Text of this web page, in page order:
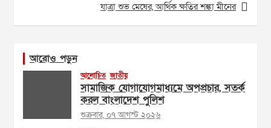
যাত্রা শুভ মেষের, আর্থিক ক্ষতির শঙ্কা মীনের
আরোও পড়ুন
আলোচিত জাতীয়
সামাজিক যোগাযোগমাধ্যমে অপপ্রচার, সতর্ক
করল বাংলাদেশ পুলিশ
শুক্রবার, ০৭ আগস্ট ২০২৬